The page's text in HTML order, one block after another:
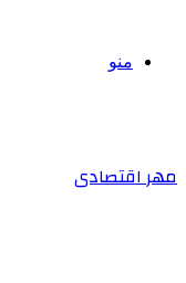
منو
مهر اقتصادی